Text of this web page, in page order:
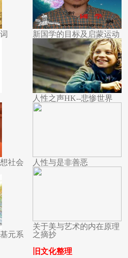
社会
元系
新国学的目标及启蒙运动
人性之声HK--悲惨世界
人性与是非善恶
关于美与艺术的内在原理
之摘抄
旧文化整理